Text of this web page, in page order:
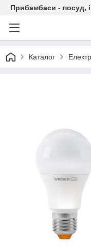
Прибамбаси - посуд,
Каталог